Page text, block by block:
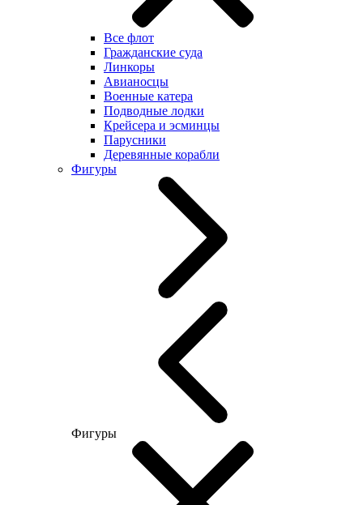
Все флот
Гражданские суда
Линкоры
Авианосцы
Военные катера
Подводные лодки
Крейсера и эсминцы
Парусники
Деревянные корабли
Фигуры
Фигуры